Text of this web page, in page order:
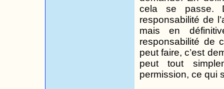
cela se passe.
responsabilité de
mais en
responsabilité de
peut faire, c’est
peut tout
permission, ce qui